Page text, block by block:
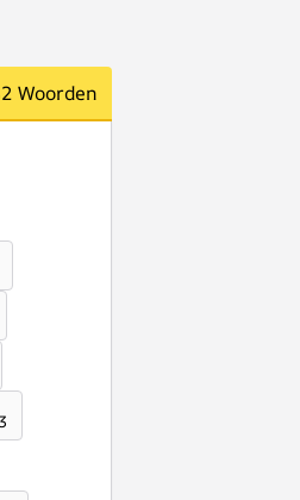
Woorden